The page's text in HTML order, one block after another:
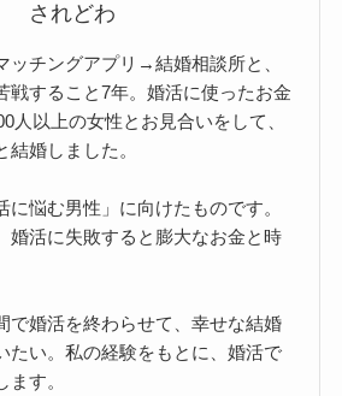
されどわ
チングアプリ→結婚相談所と、
戦すること7年。婚活に使ったお金
人以上の女性とお見合いをして、
結婚しました。
に悩む男性」に向けたものです。
婚活に失敗すると膨大なお金と時
で婚活を終わらせて、幸せな結婚
たい。私の経験をもとに、婚活で
す。